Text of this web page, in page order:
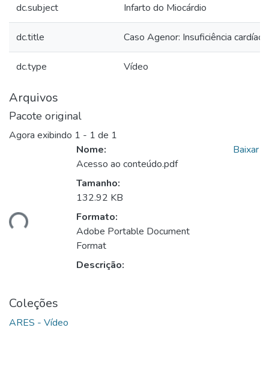
dc.subject Infarto do Miocárdio
dc.title Caso Agenor: Insuficiência
dc.type Vídeo
Arquivos
Pacote original
Agora exibindo 1 - 1 de 1
Nome:
Acesso ao conteúdo.pdf
Tamanho:
132.92 KB
Formato:
Adobe Portable Document
Format
Descrição:
Baixar
Coleções
ARES - Vídeo